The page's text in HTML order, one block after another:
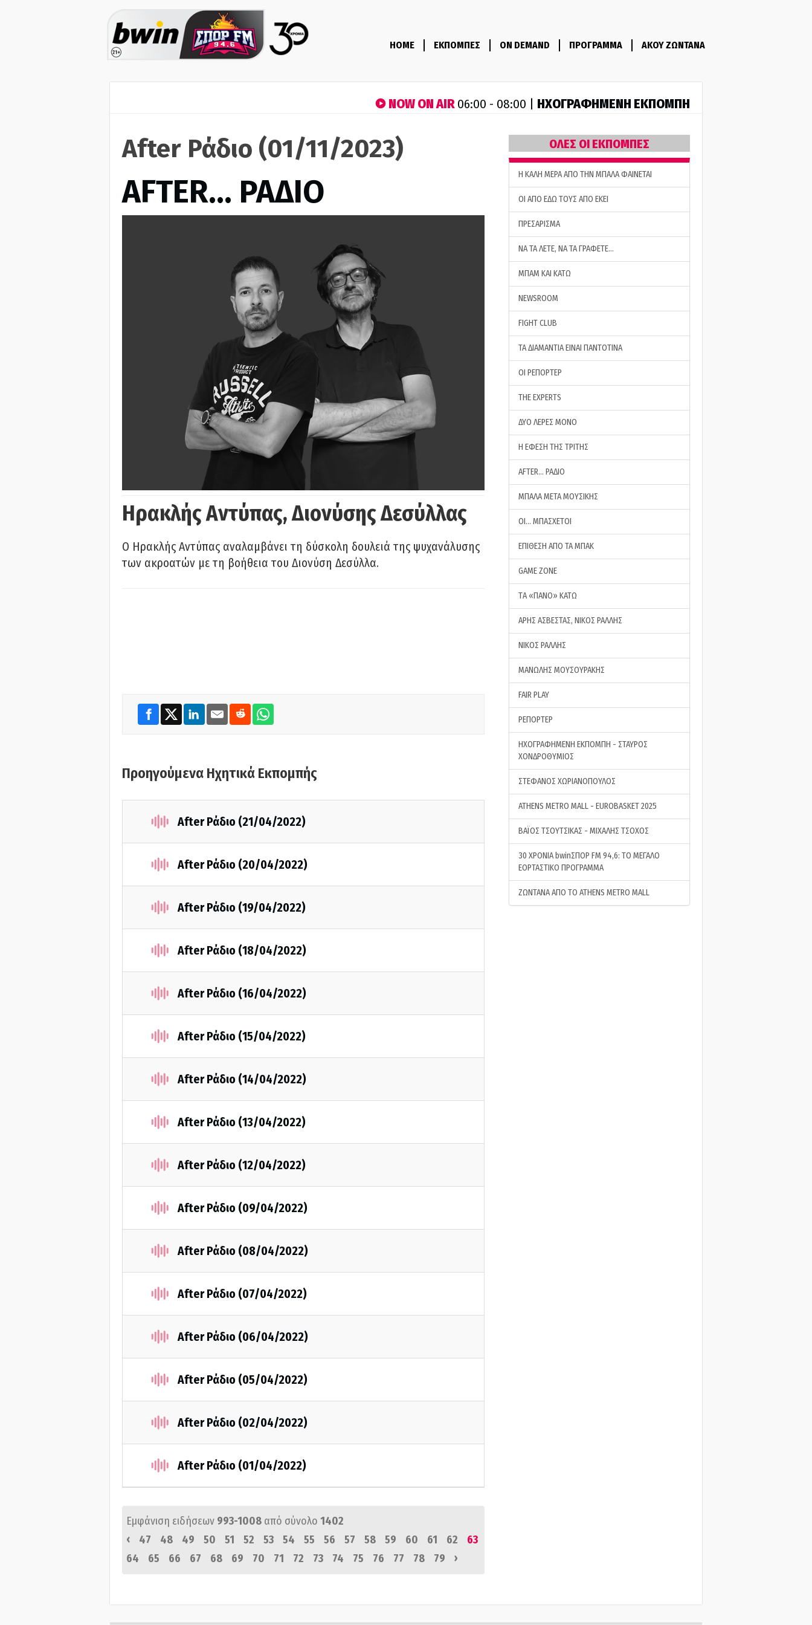
HOME ΕΚΠΟΜΠΕΣ ON DEMAND ΠΡΟΓΡΑΜΜΑ ΑΚΟΥ ΖΩΝΤΑΝΑ
NOW ON AIR06:00 - 08:00 | ΗΧΟΓΡΑΦΗΜΕΝΗ ΕΚΠΟΜΠΗ
After Ράδιο (01/11/2023)
AFTER… ΡΑΔΙΟ
Ηρακλής Αντύπας, Διονύσης Δεσύλλας
Ο Ηρακλής Αντύπας αναλαμβάνει τη δύσκολη δουλειά της ψυχανάλυσης
των ακροατών με τη βοήθεια του Διονύση Δεσύλλα.
Προηγούμενα Ηχητικά Εκπομπής
After Ράδιο (21/04/2022)
After Ράδιο (20/04/2022)
After Ράδιο (19/04/2022)
After Ράδιο (18/04/2022)
After Ράδιο (16/04/2022)
After Ράδιο (15/04/2022)
After Ράδιο (14/04/2022)
After Ράδιο (13/04/2022)
After Ράδιο (12/04/2022)
After Ράδιο (09/04/2022)
After Ράδιο (08/04/2022)
After Ράδιο (07/04/2022)
After Ράδιο (06/04/2022)
After Ράδιο (05/04/2022)
After Ράδιο (02/04/2022)
After Ράδιο (01/04/2022)
Εμφάνιση ειδήσεων 993-1008 από σύνολο 1402
‹
47 48 49 50 51 52 53 54 55 56 57 58 59 60 61 62
63
64
65 66 67 68 69 70 71 72 73 74 75 76 77 78 79 ›
ΟΛΕΣ ΟΙ ΕΚΠΟΜΠΕΣ
H ΚΑΛΗ ΜΕΡΑ ΑΠΟ ΤΗΝ ΜΠΑΛΑ ΦΑΙΝΕΤΑΙ
ΟΙ ΑΠΟ ΕΔΩ ΤΟΥΣ ΑΠΟ ΕΚΕΙ
ΠΡΕΣΑΡΙΣΜΑ
ΝΑ ΤΑ ΛΕΤΕ, ΝΑ ΤΑ ΓΡΑΦΕΤΕ…
ΜΠΑΜ ΚΑΙ ΚΑΤΩ
NEWSROOM
FIGHT CLUB
ΤΑ ΔΙΑΜΑΝΤΙΑ ΕΙΝΑΙ ΠΑΝΤΟΤΙΝΑ
ΟΙ ΡΕΠΟΡΤΕΡ
THE EXPERTS
ΔΥΟ ΛΕΡΕΣ ΜΟΝΟ
Η ΕΦΕΣΗ ΤΗΣ ΤΡΙΤΗΣ
AFTER… ΡΑΔΙΟ
ΜΠΑΛΑ ΜΕΤΑ ΜΟΥΣΙΚΗΣ
ΟΙ… ΜΠΑΣΧΕΤΟΙ
ΕΠΙΘΕΣΗ ΑΠΟ ΤΑ ΜΠΑΚ
GAME ZONE
ΤA «ΠΑΝΟ» ΚΑΤΩ
ΑΡΗΣ ΑΣΒΕΣΤΑΣ, ΝΙΚΟΣ ΡΑΛΛΗΣ
ΝΙΚΟΣ ΡΑΛΛΗΣ
ΜΑΝΩΛΗΣ ΜΟΥΣΟΥΡΑΚΗΣ
FAIR PLAY
ΡΕΠΟΡΤΕΡ
ΗΧΟΓΡΑΦΗΜΕΝΗ ΕΚΠΟΜΠΗ - ΣΤΑΥΡΟΣ
ΧΟΝΔΡΟΘΥΜΙΟΣ
ΣΤΕΦΑΝΟΣ ΧΩΡΙΑΝΟΠΟΥΛΟΣ
ATHENS METRO MALL - EUROBASKET 2025
ΒΑΪΟΣ ΤΣΟΥΤΣΙΚΑΣ - ΜΙΧΑΛΗΣ ΤΣΟΧΟΣ
30 ΧΡΟΝΙΑ bwinΣΠΟΡ FM 94,6: ΤΟ ΜΕΓΑΛΟ
ΕΟΡΤΑΣΤΙΚΟ ΠΡΟΓΡΑΜΜΑ
ΖΩΝΤΑΝΑ ΑΠΟ ΤΟ ATHENS METRO MALL